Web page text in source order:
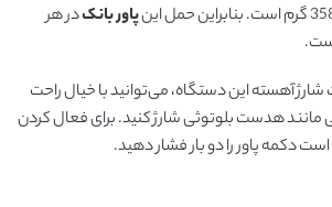
پاور بانکدر هر
آهسته این دستگاه، می‌توانید با خیال راحت
هدست بلوتوثی شارژ کنید. برای فعال کردن